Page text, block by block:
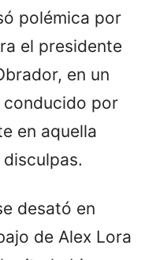
polémica por
el presidente
en un
por
en aquella
desató en
de Alex Lora